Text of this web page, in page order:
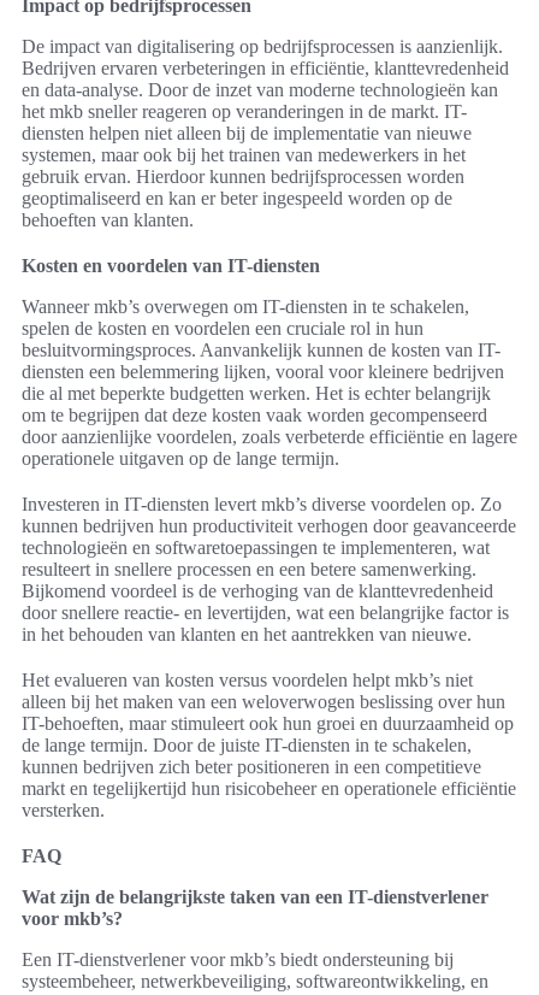
Impact op bedrijfsprocessen
De impact van digitalisering op bedrijfsprocessen is aanzienlijk.
Bedrijven ervaren verbeteringen in efficiëntie, klanttevredenheid
en data-analyse. Door de inzet van moderne technologieën kan
het mkb sneller reageren op veranderingen in de markt. IT-
diensten helpen niet alleen bij de implementatie van nieuwe
systemen, maar ook bij het trainen van medewerkers in het
gebruik ervan. Hierdoor kunnen bedrijfsprocessen worden
geoptimaliseerd en kan er beter ingespeeld worden op de
behoeften van klanten.
Kosten en voordelen van IT-diensten
Wanneer mkb’s overwegen om IT-diensten in te schakelen,
spelen de kosten en voordelen een cruciale rol in hun
besluitvormingsproces. Aanvankelijk kunnen de kosten van IT-
diensten een belemmering lijken, vooral voor kleinere bedrijven
die al met beperkte budgetten werken. Het is echter belangrijk
om te begrijpen dat deze kosten vaak worden gecompenseerd
door aanzienlijke voordelen, zoals verbeterde efficiëntie en lagere
operationele uitgaven op de lange termijn.
Investeren in IT-diensten levert mkb’s diverse voordelen op. Zo
kunnen bedrijven hun productiviteit verhogen door geavanceerde
technologieën en softwaretoepassingen te implementeren, wat
resulteert in snellere processen en een betere samenwerking.
Bijkomend voordeel is de verhoging van de klanttevredenheid
door snellere reactie- en levertijden, wat een belangrijke factor is
in het behouden van klanten en het aantrekken van nieuwe.
Het evalueren van kosten versus voordelen helpt mkb’s niet
alleen bij het maken van een weloverwogen beslissing over hun
IT-behoeften, maar stimuleert ook hun groei en duurzaamheid op
de lange termijn. Door de juiste IT-diensten in te schakelen,
kunnen bedrijven zich beter positioneren in een competitieve
markt en tegelijkertijd hun risicobeheer en operationele efficiëntie
versterken.
FAQ
Wat zijn de belangrijkste taken van een IT-dienstverlener
voor mkb’s?
Een IT-dienstverlener voor mkb’s biedt ondersteuning bij
systeembeheer, netwerkbeveiliging, softwareontwikkeling, en